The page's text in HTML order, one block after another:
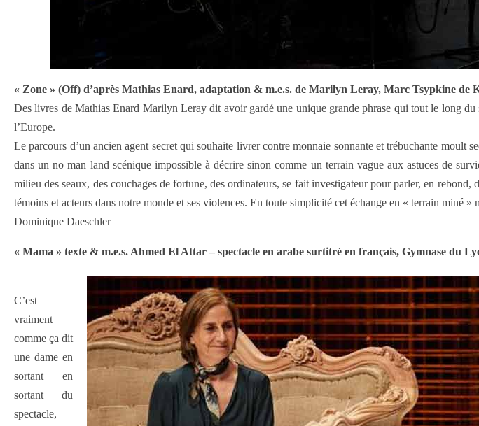
« Zone » (Off) d’après Mathias Enard, adaptation & m.e.s. de Marilyn Leray, Marc Tsypkine de
Des livres de Mathias Enard Marilyn Leray dit avoir gardé une unique grande phrase qui tout le long du
l’Europe.
Le parcours d’un ancien agent secret qui souhaite livrer contre monnaie sonnante et trébuchante moult
dans un no man land scénique impossible à décrire sinon comme un terrain vague aux astuces de
milieu des seaux, des couchages de fortune, des ordinateurs, se fait investigateur pour parler, en
témoins et acteurs dans notre monde et ses violences. En toute simplicité cet échange en « terrain miné
Dominique Daeschler
« Mama » texte & m.e.s. Ahmed El Attar – spectacle en arabe surtitré en français, Gymnase du
C’est
vraiment
comme ça dit
une dame en
sortant en
sortant du
spectacle,